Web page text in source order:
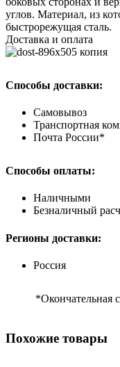
углов. Материал, из
быстрорежущая сталь.
Доставка и оплата
Способы доставки:
Самовывоз
Транспортная
Почта России*
Способы оплаты:
Наличными
Безналичный
Регионы доставки:
Россия
*Окончательная
Похожие товары